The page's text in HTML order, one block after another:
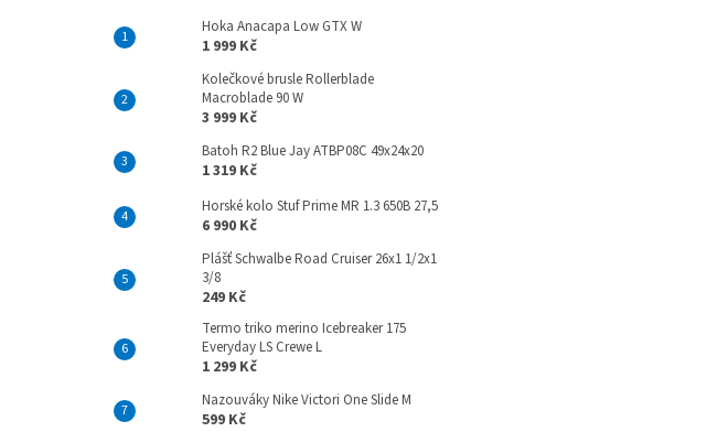
Hoka Anacapa Low GTX W
1 999 Kč
Kolečkové brusle Rollerblade
Macroblade 90 W
3 999 Kč
Batoh R2 Blue Jay ATBP08C 49x24x20
1 319 Kč
Horské kolo Stuf Prime MR 1.3 650B 27,5
6 990 Kč
Plášť Schwalbe Road Cruiser 26x1 1/2x1
3/8
249 Kč
Termo triko merino Icebreaker 175
Everyday LS Crewe L
1 299 Kč
Nazouváky Nike Victori One Slide M
599 Kč